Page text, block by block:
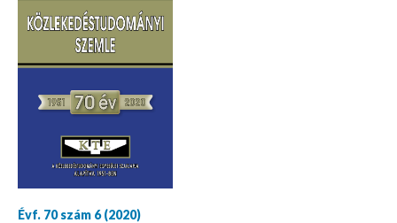
Évf. 70 szám 6 (2020)